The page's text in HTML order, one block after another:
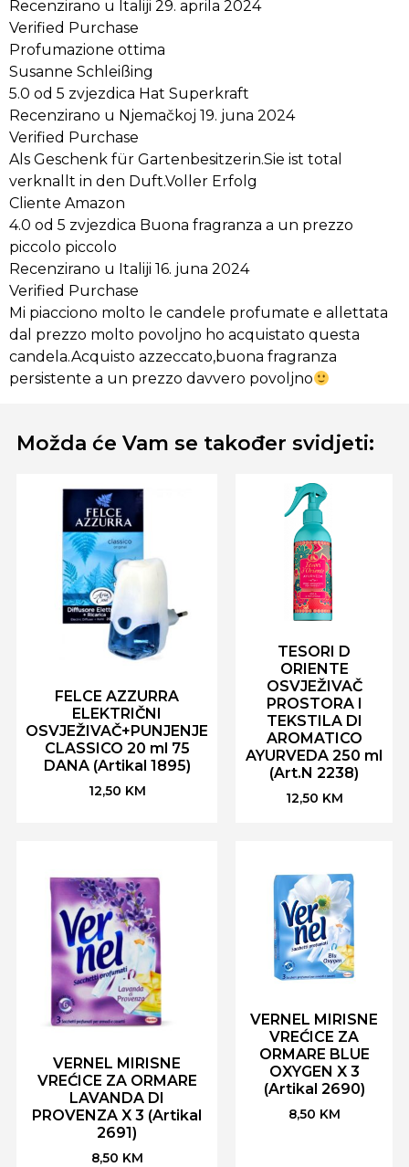
Recenzirano u Italiji 29. aprila 2024
Verified Purchase
Profumazione ottima
Susanne Schleißing
5.0 od 5 zvjezdica Hat Superkraft
Recenzirano u Njemačkoj 19. juna 2024
Verified Purchase
Als Geschenk für Gartenbesitzerin.Sie ist total
verknallt in den Duft.Voller Erfolg
Cliente Amazon
4.0 od 5 zvjezdica Buona fragranza a un prezzo
piccolo piccolo
Recenzirano u Italiji 16. juna 2024
Verified Purchase
Mi piacciono molto le candele profumate e allettata
dal prezzo molto povoljno ho acquistato questa
candela.Acquisto azzeccato,buona fragranza
persistente a un prezzo davvero povoljno
Možda će Vam se također svidjeti:
FELCE AZZURRA
ELEKTRIČNI
OSVJEŽIVAČ+PUNJENJE
CLASSICO 20 ml 75
DANA (Artikal 1895)
12,50 KM
TESORI D
ORIENTE
OSVJEŽIVAČ
PROSTORA I
TEKSTILA DI
AROMATICO
AYURVEDA 250 ml
(Art.N 2238)
12,50 KM
VERNEL MIRISNE
VREĆICE ZA ORMARE
LAVANDA DI
PROVENZA X 3 (Artikal
2691)
8,50 KM
VERNEL MIRISNE
VREĆICE ZA
ORMARE BLUE
OXYGEN X 3
(Artikal 2690)
8,50 KM